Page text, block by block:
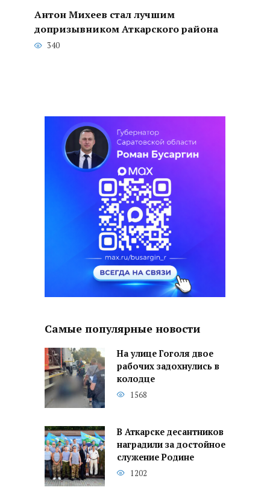
Антон Михеев стал лучшим
допризывником Аткарского района
340
Самые популярные новости
На улице Гоголя двое
рабочих задохнулись в
колодце
1568
В Аткарске десантников
наградили за достойное
служение Родине
1202